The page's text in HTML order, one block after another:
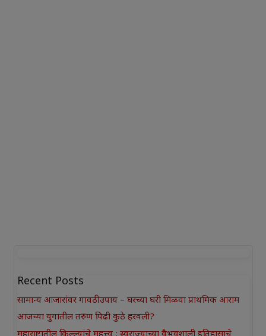
Recent Posts
सामान्य आजारांवर गावठी उपाय – घरच्या घरी मिळवा प्राथमिक आराम
आजच्या युगातील तरुण पिढी कुठे हरवली?